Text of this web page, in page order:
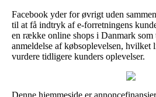
Facebook yder for øvrigt uden
til at få indtryk af e-forretningens
en række online shops i Danmark
anmeldelse af købsoplevelsen, hvilket
vurdere tidligere kunders oplevelser.
Denne hjemmeside er